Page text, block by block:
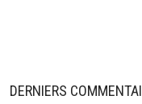
DERNIERS